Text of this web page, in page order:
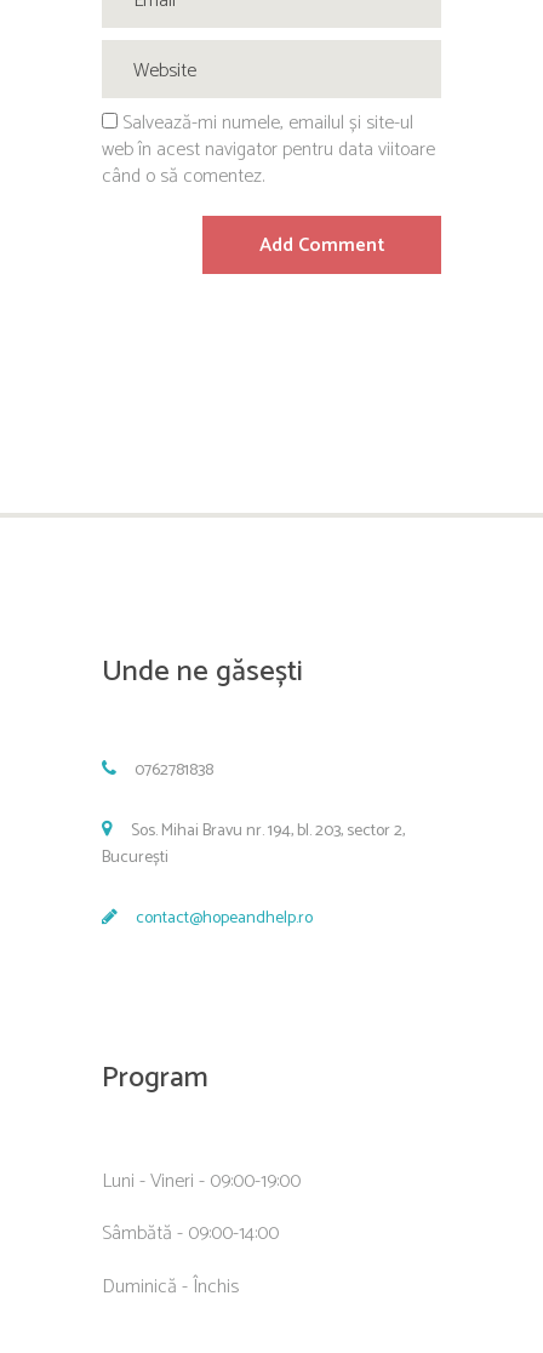
Salvează-mi numele, emailul și site-ul
web în acest navigator pentru data viitoare
când o să comentez.
Unde ne găsești
0762781838
Sos. Mihai Bravu nr. 194, bl. 203, sector 2,
București
contact@hopeandhelp.ro
Program
Luni - Vineri - 09:00-19:00
Sâmbătă - 09:00-14:00
Duminică - Închis